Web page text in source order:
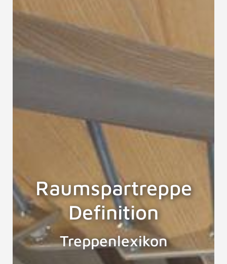
Raumspartreppe
Definition
Treppenlexikon